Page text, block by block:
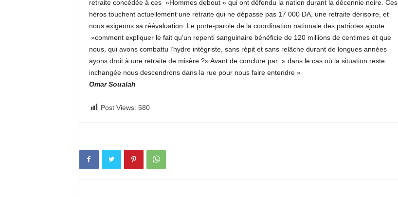
retraite concédée à ces »Hommes debout » qui ont défendu la nation durant la décennie noire. Ces
héros touchent actuellement une retraite qui ne dépasse pas 17 000 DA, une retraite dérisoire, et
nous exigeons sa réévaluation. Le porte-parole de la coordination nationale des patriotes ajoute :
»comment expliquer le fait qu’un repenti sanguinaire bénéficie de 120 millions de centimes et que
nous, qui avons combattu l’hydre intégriste, sans répit et sans relâche durant de longues années
ayons droit à une retraite de misère ?» Avant de conclure par » dans le cas où la situation reste
inchangée nous descendrons dans la rue pour nous faire entendre »
Omar Soualah
Post Views: 580